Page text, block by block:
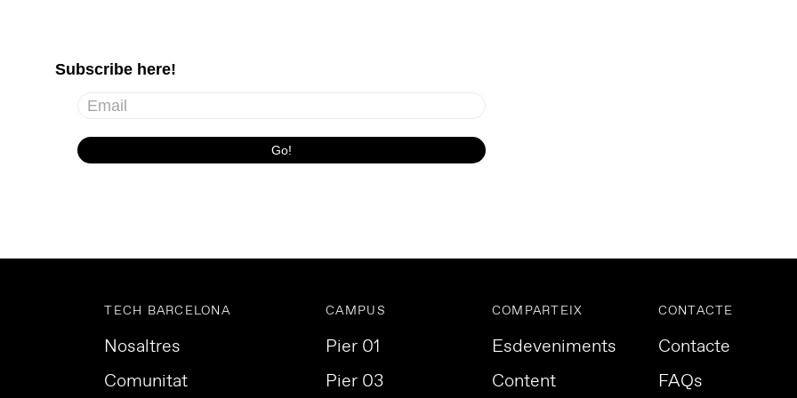
TECH BARCELONA
Nosaltres
Comunitat
CAMPUS
Pier 01
Pier 03
COMPARTEIX
Esdeveniments
Content
CONTACTE
Contacte
FAQs